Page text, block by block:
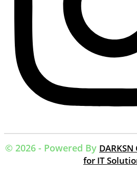
© 2026 - Powered By
for IT